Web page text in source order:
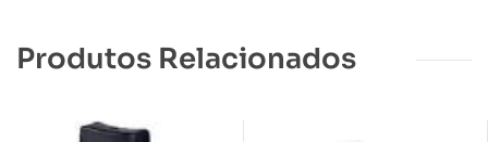
Produtos Relacionados